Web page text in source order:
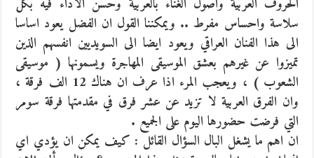
الحروف العربية واصول الغناء بالعربية وحسن الاداء فيه بكل
سلاسة واحساس مفرط .. ويمكننا القول ان الفضل يعود اساسا
الى هذا الفنان العراقي ويعود ايضا الى السويديين انفسهم الذين
تميزوا عن غيرهم بعشق الموسيقى المهاجرة ويسمونها ( موسيقى
الشعوب ) ، ويعجب المرء اذا عرف ان هناك 12 الف فرقة ،
وان الفرق العربية لا تزيد عن عشر فرق في مقدمتها فرقة سومر
التي فرضت حضورها اليوم على الجميع .
ان اهم ما يشغل البال السؤال القائل : كيف يمكن ان يؤدي اي